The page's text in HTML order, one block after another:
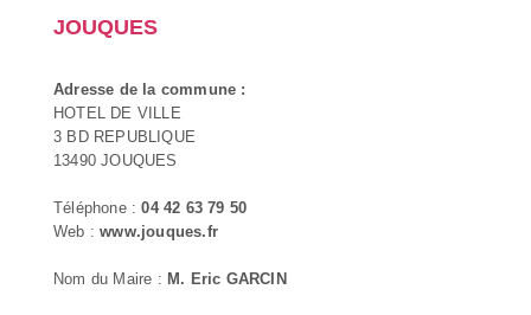
JOUQUES
Adresse de la commune :
HOTEL DE VILLE
3 BD REPUBLIQUE
13490 JOUQUES
Téléphone :04 42 63 79 50
Web :www.jouques.fr
Nom du Maire : M. Eric GARCIN